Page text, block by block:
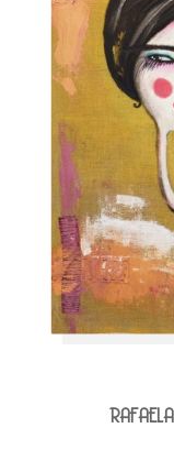
RAFAELA